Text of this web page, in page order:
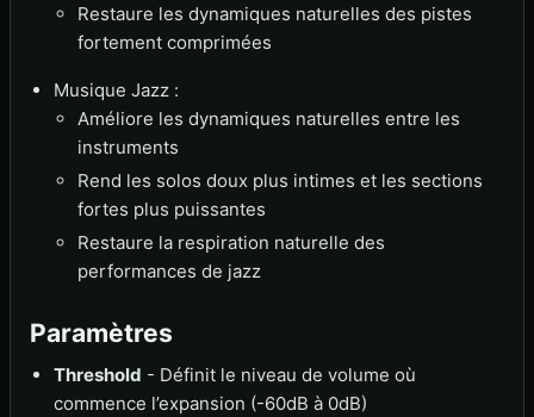
Restaure les dynamiques naturelles des pistes
fortement comprimées
Musique Jazz :
Améliore les dynamiques naturelles entre les
instruments
Rend les solos doux plus intimes et les sections
fortes plus puissantes
Restaure la respiration naturelle des
performances de jazz
Paramètres
Threshold - Définit le niveau de volume où
commence l’expansion (-60dB à 0dB)